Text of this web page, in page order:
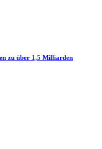
zu über 1,5 Milliarden